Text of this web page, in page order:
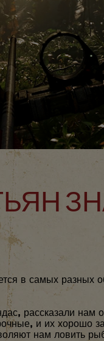
в самых разных
рассказали
и их хорошо
нам ловить